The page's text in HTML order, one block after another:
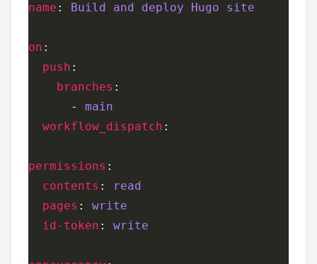
name : Build and deploy Hugo site
on
push
branches
      -
main
workflow_dispatch
permissions
contents :
read
pages : write
id-token : write